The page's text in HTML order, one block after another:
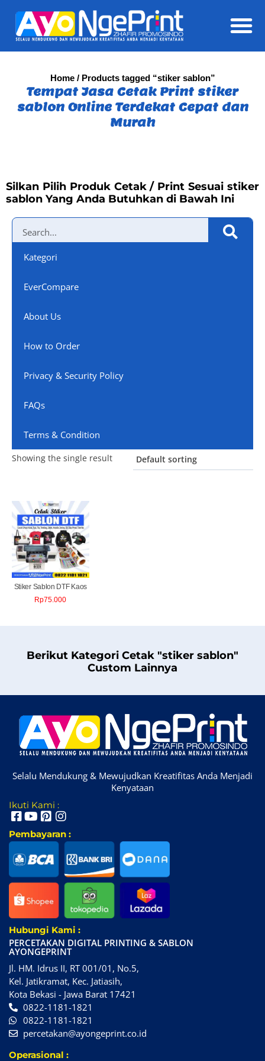
Home/ Products tagged “stiker sablon”
Tempat Jasa Cetak Print stiker
sablon Online Terdekat Cepat dan
Murah
Silkan Pilih Produk Cetak / Print Sesuai stiker
sablon Yang Anda Butuhkan di Bawah Ini
Kategori
EverCompare
About Us
How to Order
Privacy & Security Policy
FAQs
Terms & Condition
Showing the single result
Stiker Sablon DTF Kaos
Rp75.000
Berikut Kategori Cetak "stiker sablon"
Custom Lainnya
Selalu Mendukung & Mewujudkan Kreatifitas Anda Menjadi
Kenyataan
Ikuti Kami :
Pembayaran :
Hubungi Kami :
PERCETAKAN DIGITAL PRINTING & SABLON
AYONGEPRINT
Jl. HM. Idrus II, RT 001/01, No.5,
Kel. Jatikramat, Kec. Jatiasih,
Kota Bekasi - Jawa Barat 17421
0822-1181-1821
0822-1181-1821
percetakan@ayongeprint.co.id
Operasional :